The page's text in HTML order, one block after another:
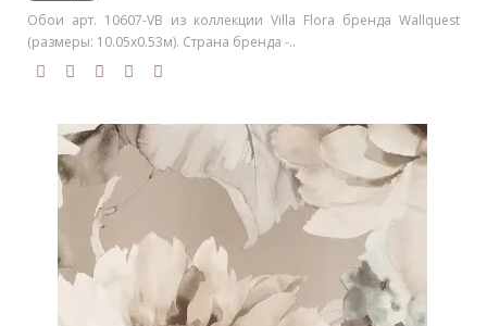
Обои арт. 10607-VB из коллекции Villa Flora бренда Wallquest
(размеры: 10.05х0.53м). Страна бренда -..